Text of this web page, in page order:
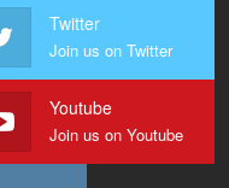
Twitter
Join us on Twitter
Youtube
Join us on Youtube